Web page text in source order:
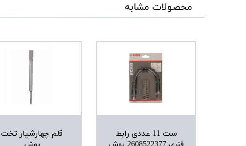
محصولات مشابه
ست 11 عددی رابط
قلم چهارشیار تخت